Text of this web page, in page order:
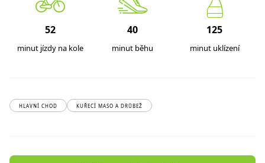
52
minut jízdy na kole
40
minut běhu
125
minut uklízení
HLAVNÍ CHOD KUŘECÍ MASO A DRŮBEŽ